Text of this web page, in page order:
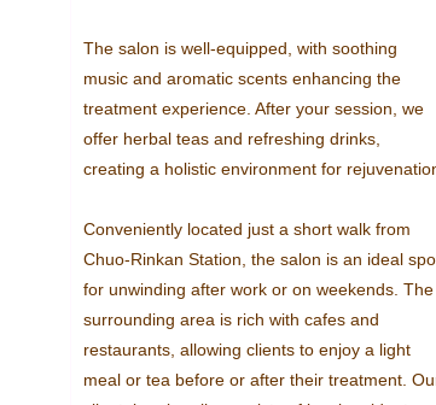
The salon is well-equipped, with soothing
music and aromatic scents enhancing the
treatment experience. After your session, we
offer herbal teas and refreshing drinks,
creating a holistic environment for
Conveniently located just a short walk from
Chuo-Rinkan Station, the salon is an ideal
for unwinding after work or on weekends. The
surrounding area is rich with cafes and
restaurants, allowing clients to enjoy a light
meal or tea before or after their treatment.